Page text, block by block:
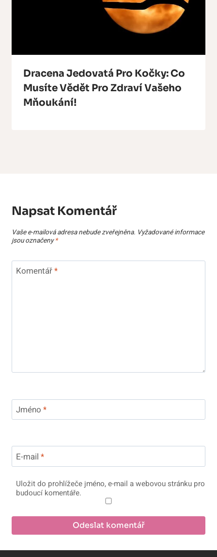
Dracena Jedovatá Pro Kočky: Co
Musíte Vědět Pro Zdraví Vašeho
Mňoukání!
Napsat Komentář
Vaše e-mailová adresa nebude zveřejněna. Vyžadované informace
jsou označeny*
Komentář*
Jméno *
E-mail *
Uložit do prohlížeče jméno, e-mail a webovou stránku pro
budoucí komentáře.